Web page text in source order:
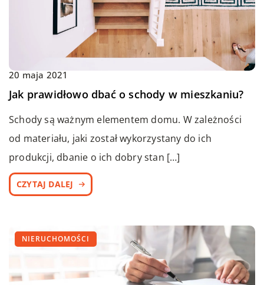
20 maja 2021
Jak prawidłowo dbać o schody w mieszkaniu?
Schody są ważnym elementem domu. W zależności
od materiału, jaki został wykorzystany do ich
produkcji, dbanie o ich dobry stan […]
CZYTAJ DALEJ
NIERUCHOMOŚCI